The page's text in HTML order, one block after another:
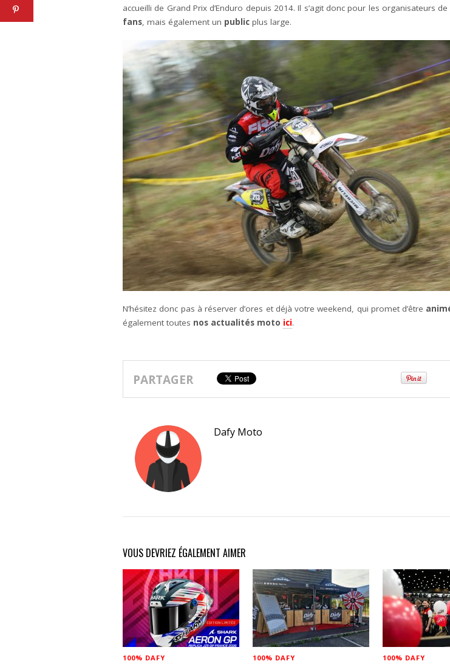
accueilli de Grand Prix d’Enduro depuis 2014. Il s’agit donc pour les organisateurs
fans, mais également un public plus large.
N’hésitez donc pas à réserver d’ores et déjà votre weekend, qui promet d’être
également toutes nos actualités moto ici.
PARTAGER
Dafy Moto
VOUS DEVRIEZ ÉGALEMENT AIMER
100% DAFY 100% DAFY 100% DAFY